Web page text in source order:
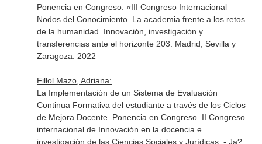
Ponencia en Congreso. «III Congreso Internacional
Nodos del Conocimiento. La academia frente a los retos
de la humanidad. Innovación, investigación y
transferencias ante el horizonte 203. Madrid, Sevilla y
Zaragoza. 2022
Fillol Mazo, Adriana:
La Implementación de un Sistema de Evaluación
Continua Formativa del estudiante a través de los Ciclos
de Mejora Docente. Ponencia en Congreso. II Congreso
internacional de Innovación en la docencia e
investigación de las Ciencias Sociales y Jurídicas. - Ja?